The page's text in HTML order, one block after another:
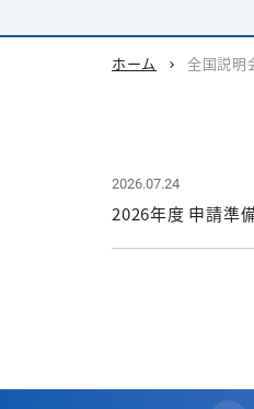
ホーム chevron_right 全国説明
2026.07.24
2026年度 申請準